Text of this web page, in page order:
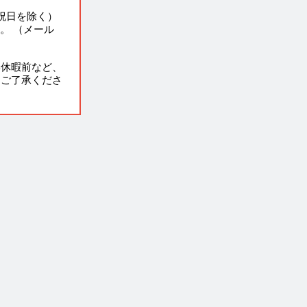
を除く）
（メール
暇前など、
了承くださ